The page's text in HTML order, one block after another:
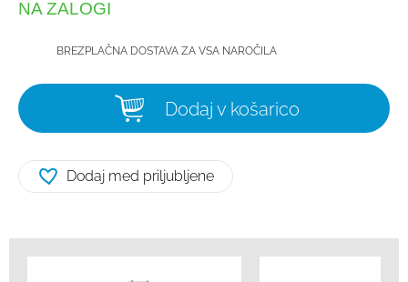
NA ZALOGI
BREZPLAČNA DOSTAVA ZA VSA NAROČILA
Dodaj v košarico
Dodaj med priljubljene